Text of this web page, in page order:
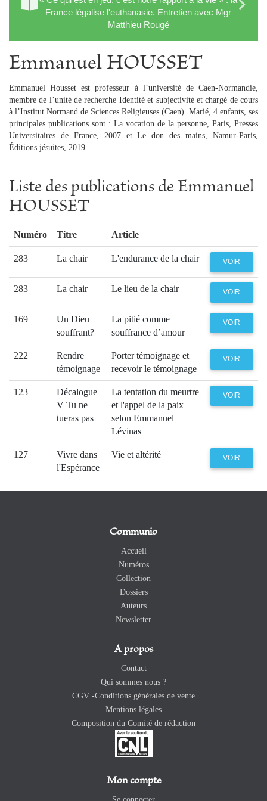
France légalise l'euthanasie. Entretien avec Mgr
Matthieu Rougé
Emmanuel HOUSSET
Emmanuel Housset est professeur à l’université de Caen-Normandie,
membre de l’unité de recherche Identité et subjectivité et chargé de cours
à l’Institut Normand de Sciences Religieuses (Caen). Marié, 4 enfants, ses
principales publications sont : La vocation de la personne, Paris, Presses
Universitaires de France, 2007 et Le don des mains, Namur-Paris,
Éditions jésuites, 2019.
Liste des publications de Emmanuel
HOUSSET
Numéro Titre Article
283 La chair L'endurance de la chair VOIR
283 La chair Le lieu de la chair VOIR
169
Un Dieu
souffrant?
La pitié comme
souffrance d’amour
VOIR
222
Rendre
témoignage
Porter témoignage et
recevoir le témoignage
VOIR
123
Décalogue
V Tu ne
tueras pas
La tentation du meurtre
et l'appel de la paix
selon Emmanuel
Lévinas
VOIR
127
Vivre dans
l'Espérance
Vie et altérité VOIR
Communio
Accueil
Numéros
Collection
Dossiers
Auteurs
Newsletter
A propos
Contact
Qui sommes nous ?
CGV -Conditions générales de vente
Mentions légales
Composition du Comité de rédaction
Mon compte